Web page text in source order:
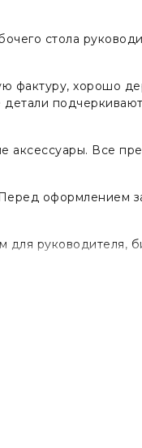
стола
фактуру, хорошо
аксессуары. Все
оформлением
руководителя,